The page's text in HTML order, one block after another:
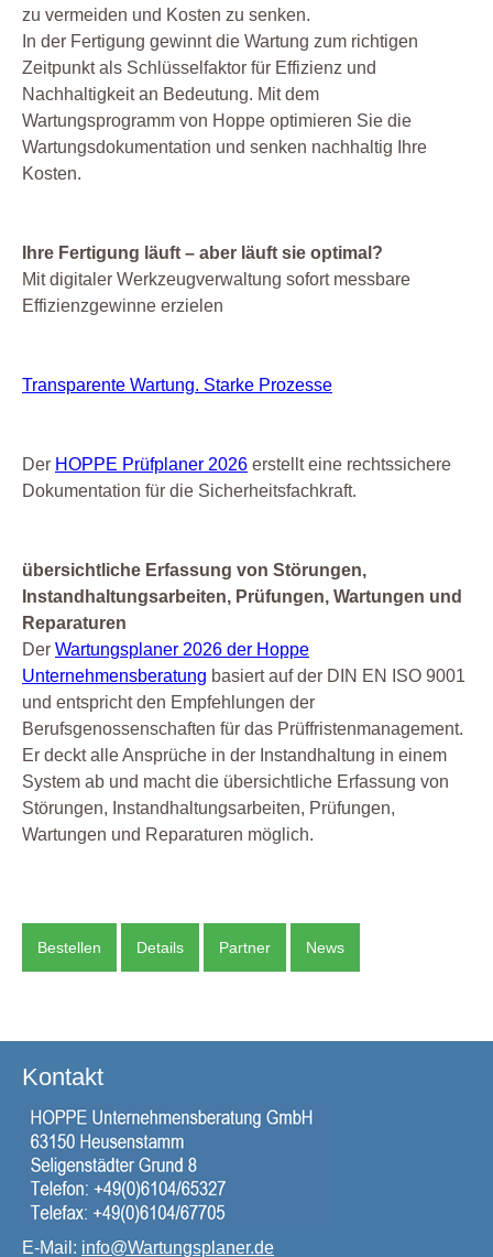
zu vermeiden und Kosten zu senken.
In der Fertigung gewinnt die Wartung zum richtigen
Zeitpunkt als Schlüsselfaktor für Effizienz und
Nachhaltigkeit an Bedeutung. Mit dem
Wartungsprogramm von Hoppe optimieren Sie die
Wartungsdokumentation und senken nachhaltig Ihre
Kosten.
Ihre Fertigung läuft – aber läuft sie optimal?
Mit digitaler Werkzeugverwaltung sofort messbare
Effizienzgewinne erzielen
Transparente Wartung. Starke Prozesse
Der HOPPE Prüfplaner 2026 erstellt eine rechtssichere
Dokumentation für die Sicherheitsfachkraft.
übersichtliche Erfassung von Störungen,
Instandhaltungsarbeiten, Prüfungen, Wartungen und
Reparaturen
Der Wartungsplaner 2026 der Hoppe
Unternehmensberatung basiert auf der DIN EN ISO 9001
und entspricht den Empfehlungen der
Berufsgenossenschaften für das Prüffristenmanagement.
Er deckt alle Ansprüche in der Instandhaltung in einem
System ab und macht die übersichtliche Erfassung von
Störungen, Instandhaltungsarbeiten, Prüfungen,
Wartungen und Reparaturen möglich.
Bestellen Details Partner News
Kontakt
E-Mail: info@Wartungsplaner.de